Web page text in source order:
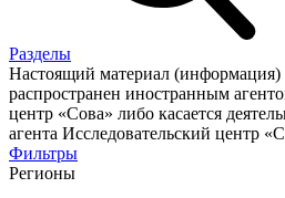
Разделы
Настоящий материал (информация)
распространен иностранным
центр «Сова» либо касается
агента Исследовательский центр
Фильтры
Регионы